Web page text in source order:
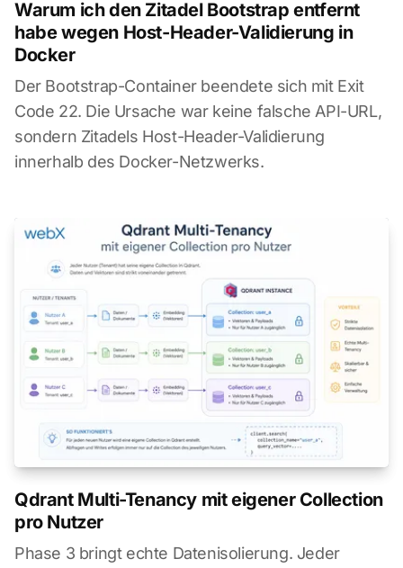
Warum ich den Zitadel Bootstrap entfernt
habe wegen Host-Header-Validierung in
Docker
Der Bootstrap-Container beendete sich mit Exit
Code 22. Die Ursache war keine falsche API-URL,
sondern Zitadels Host-Header-Validierung
innerhalb des Docker-Netzwerks.
Qdrant Multi-Tenancy mit eigener Collection
pro Nutzer
Phase 3 bringt echte Datenisolierung. Jeder